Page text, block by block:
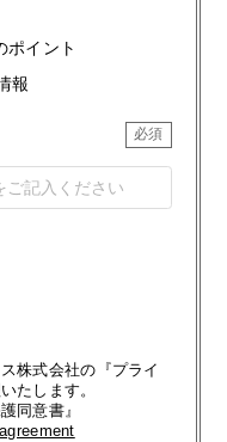
ポイント
報
株式会社の『プライ
たします。
同意書』